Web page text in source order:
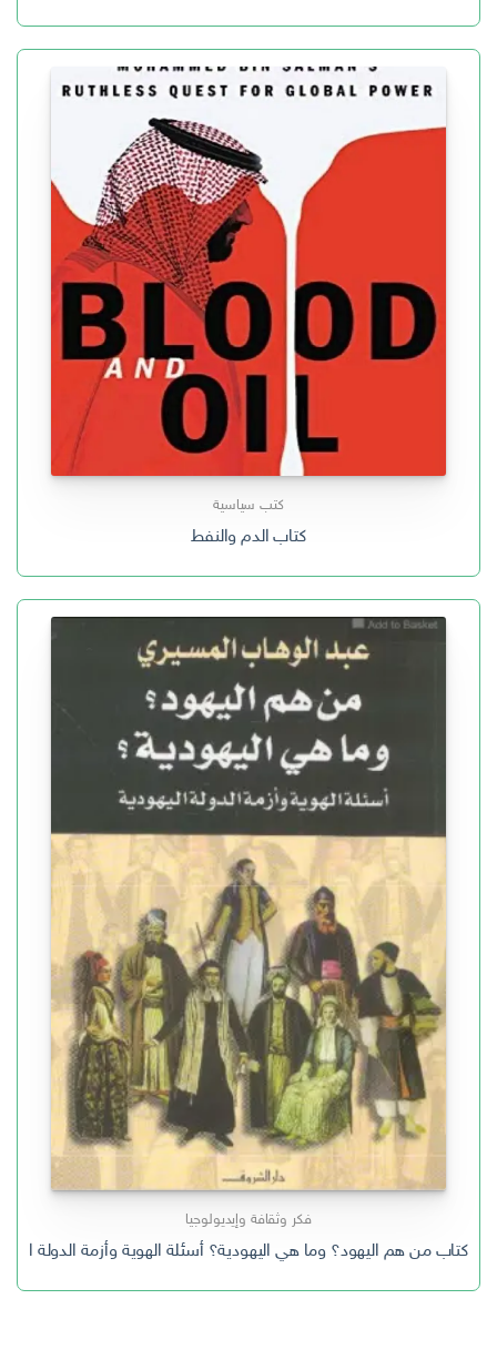
كتب سياسية
كتاب الدم والنفط
فكر وثقافة وإيديولوجيا
كتاب من هم اليهود؟ وما هي اليهودية؟ أسئلة الهوية وأزمة الدولة